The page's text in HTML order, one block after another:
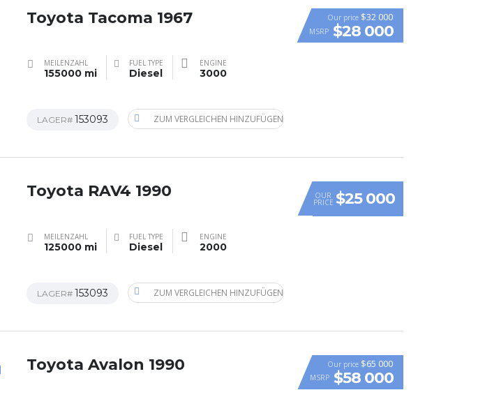
Our price $32 000
MSRP $28 000
Toyota Tacoma 1967
MEILENZAHL
155000 mi
FUEL TYPE
Diesel
ENGINE
3000
LAGER# 153093 ZUM VERGLEICHEN HINZUFÜGEN
OUR
PRICE $25 000
Toyota RAV4 1990
MEILENZAHL
125000 mi
FUEL TYPE
Diesel
ENGINE
2000
LAGER# 153093 ZUM VERGLEICHEN HINZUFÜGEN
Our price $65 000
MSRP $58 000
Toyota Avalon 1990